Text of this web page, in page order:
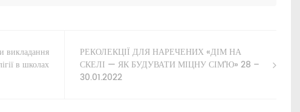
викладання
в школах
РЕКОЛЕКЦІЇ ДЛЯ НАРЕЧЕНИХ «ДІМ НА
СКЕЛІ — ЯК БУДУВАТИ МІЦНУ СІМ’Ю» 28 –
30.01.2022